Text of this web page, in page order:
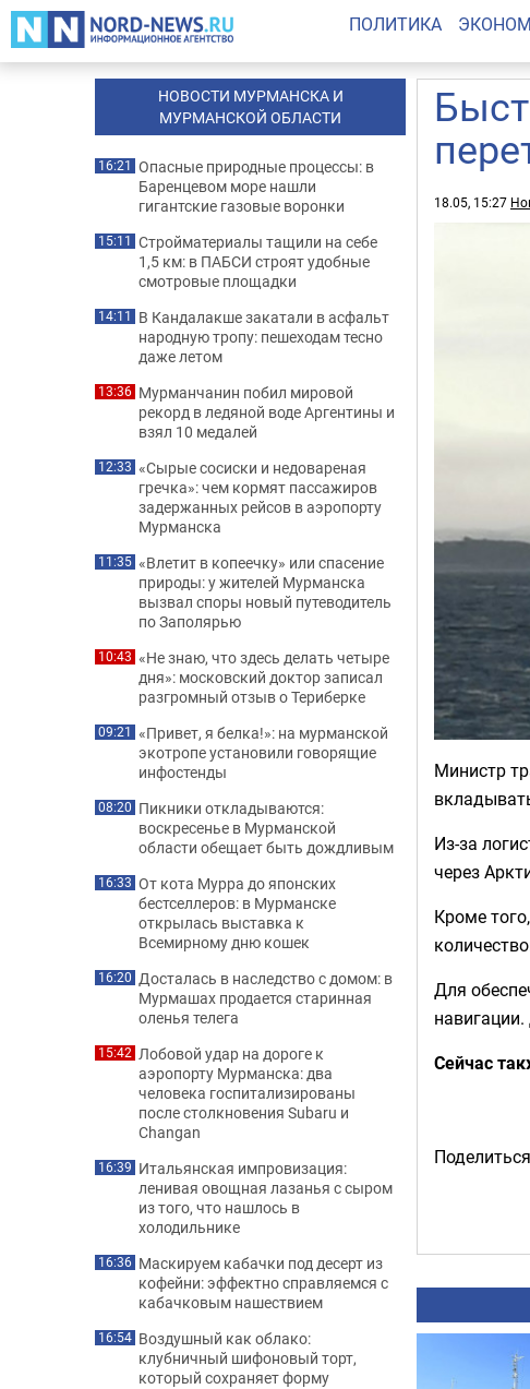
ПОЛИТИКА
18.05, 15:27
Министр
Из-за
через
Кроме
Для
Сейчас
НОВОСТИ МУРМАНСКА И
МУРМАНСКОЙ ОБЛАСТИ
16:21 Опасные природные процессы: в
Баренцевом море нашли
гигантские газовые воронки
15:11 Стройматериалы тащили на себе
1,5 км: в ПАБСИ строят удобные
смотровые площадки
14:11 В Кандалакше закатали в асфальт
народную тропу: пешеходам тесно
даже летом
13:36 Мурманчанин побил мировой
рекорд в ледяной воде Аргентины и
взял 10 медалей
12:33 «Сырые сосиски и недовареная
гречка»: чем кормят пассажиров
задержанных рейсов в аэропорту
Мурманска
11:35 «Влетит в копеечку» или спасение
природы: у жителей Мурманска
вызвал споры новый путеводитель
по Заполярью
10:43 «Не знаю, что здесь делать четыре
дня»: московский доктор записал
разгромный отзыв о Териберке
09:21 «Привет, я белка!»: на мурманской
экотропе установили говорящие
инфостенды
08:20 Пикники откладываются:
воскресенье в Мурманской
области обещает быть дождливым
16:33 От кота Мурра до японских
бестселлеров: в Мурманске
открылась выставка к
Всемирному дню кошек
16:20 Досталась в наследство с домом: в
Мурмашах продается старинная
оленья телега
15:42 Лобовой удар на дороге к
аэропорту Мурманска: два
человека госпитализированы
после столкновения Subaru и
Changan
16:39 Итальянская импровизация:
ленивая овощная лазанья с сыром
из того, что нашлось в
холодильнике
16:36 Маскируем кабачки под десерт из
кофейни: эффектно справляемся с
кабачковым нашествием
16:54 Воздушный как облако:
клубничный шифоновый торт,
который сохраняет форму